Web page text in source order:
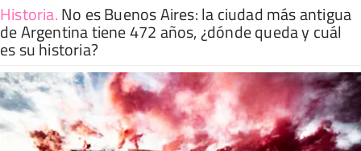
Historia.No es Buenos Aires: la ciudad más antigua
de Argentina tiene 472 años, ¿dónde queda y cuál
es su historia?